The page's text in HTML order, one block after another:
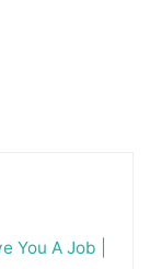
You A Job |